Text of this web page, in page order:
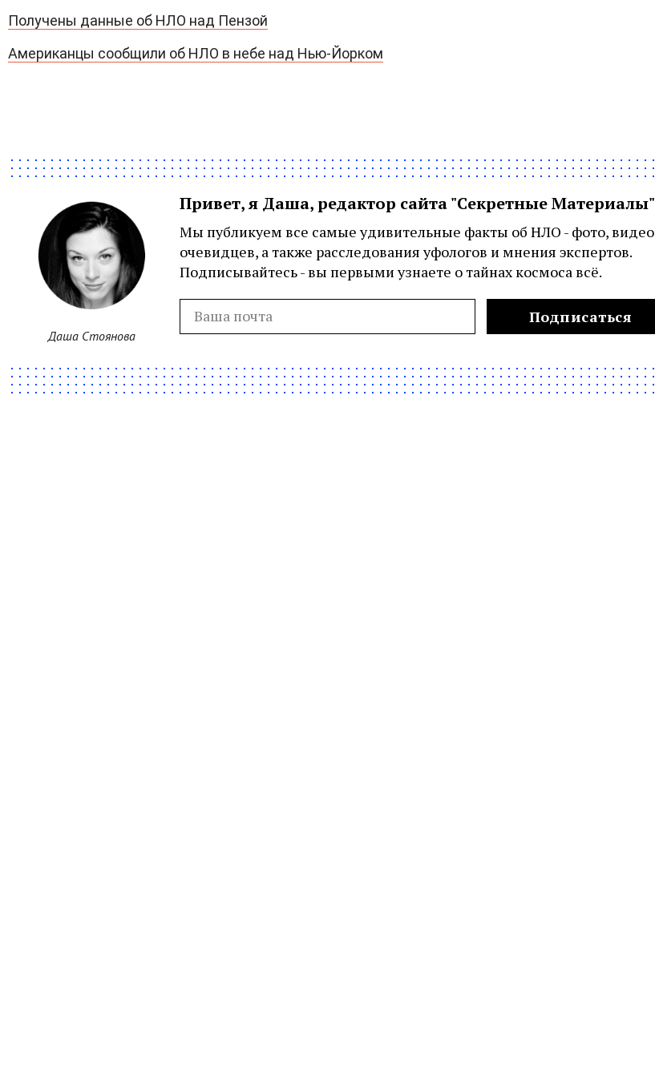
Получены данные об НЛО над Пензой
Американцы сообщили об НЛО в небе над Нью-Йорком
Даша Стоянова
Привет, я Даша, редактор сайта "Секретные Материалы"
Мы публикуем все самые удивительные факты об НЛО - фото, видео
очевидцев, а также расследования уфологов и мнения экспертов.
Подписывайтесь - вы первыми узнаете о тайнах космоса всё.
Подписаться